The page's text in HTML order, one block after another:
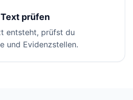
prüfen
entsteht, prüfst du
und Evidenzstellen.